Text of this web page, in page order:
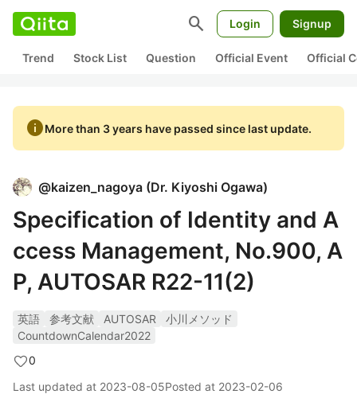
search Login Signup
Trend Stock List Question Official Event Official
infoMore than 3 years have passed since last update.
@kaizen_nagoya (Dr. Kiyoshi Ogawa)
Specification of Identity and A
ccess Management, No.900, A
P, AUTOSAR R22-11(2)
英語 参考文献 AUTOSAR
小川メソッド
CountdownCalendar2022
0
Last updated at 2023-08-05Posted at 2023-02-06